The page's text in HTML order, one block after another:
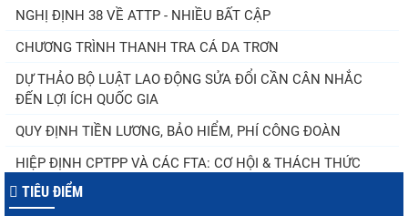
NGHỊ ĐỊNH 38 VỀ ATTP - NHIỀU BẤT CẬP
CHƯƠNG TRÌNH THANH TRA CÁ DA TRƠN
DỰ THẢO BỘ LUẬT LAO ĐỘNG SỬA ĐỔI CẦN CÂN NHẮC
ĐẾN LỢI ÍCH QUỐC GIA
QUY ĐỊNH TIỀN LƯƠNG, BẢO HIỂM, PHÍ CÔNG ĐOÀN
HIỆP ĐỊNH CPTPP VÀ CÁC FTA: CƠ HỘI & THÁCH THỨC
TIÊU ĐIỂM